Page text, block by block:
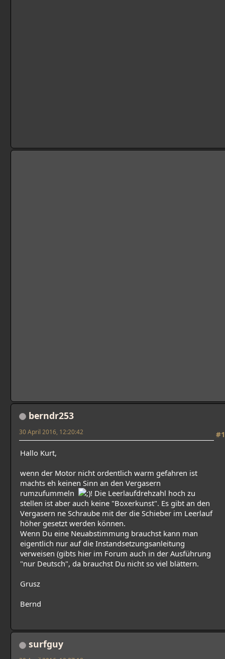
berndr253
#1
30 April 2016, 12:20:42
Hallo Kurt,
wenn der Motor nicht ordentlich warm gefahren ist
machts eh keinen Sinn an den Vergasern
rumzufummeln
! Die Leerlaufdrehzahl hoch zu
stellen ist aber auch keine "Boxerkunst". Es gibt an den
Vergasern ne Schraube mit der die Schieber im Leerlauf
höher gesetzt werden können.
Wenn Du eine Neuabstimmung brauchst kann man
eigentlich nur auf die Instandsetzungsanleitung
verweisen (gibts hier im Forum auch in der Ausführung
"nur Deutsch", da brauchst Du nicht so viel blättern.
Grusz
Bernd
surfguy